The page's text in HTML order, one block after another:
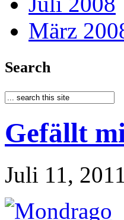
März
Search
Gefällt
Juli 11,